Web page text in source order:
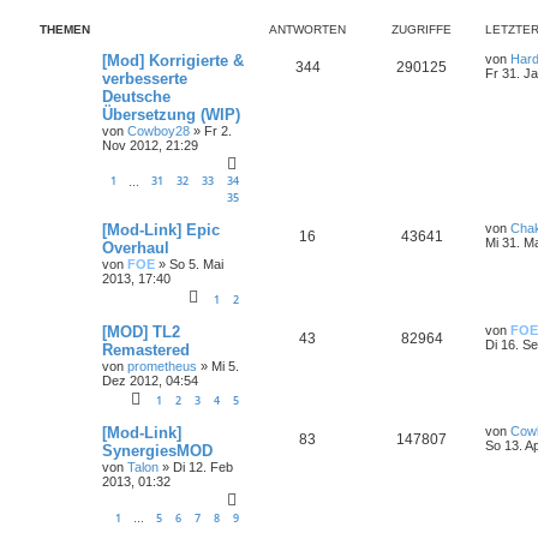
THEMEN ANTWORTEN ZUGRIFFE
[Mod] Korrigierte &
verbesserte
Deutsche
Übersetzung (WIP)
von Cowboy28 » Fr 2.
Nov 2012, 21:29
1 31 32 33
34
35
344 290125 von
Fr 31.
[Mod-Link] Epic
Overhaul
von FOE » So 5. Mai
2013, 17:40
1 2
16 43641 von
Mi 31.
[MOD] TL2
Remastered
von prometheus » Mi 5.
Dez 2012, 04:54
1 2 3 4 5
43 82964 von FOE
Di 16.
[Mod-Link]
SynergiesMOD
von Talon » Di 12. Feb
2013, 01:32
1 … 5 6 7 8 9
83 147807 von
So 13.